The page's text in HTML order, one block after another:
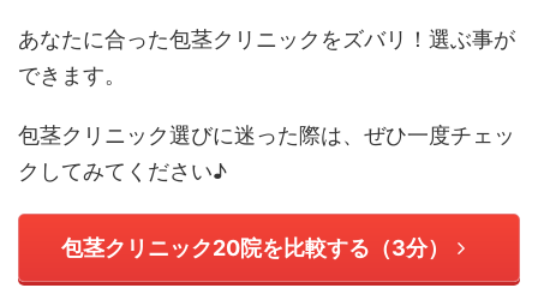
あなたに合った包茎クリニックをズバリ！選ぶ事が
できます。
包茎クリニック選びに迷った際は、ぜひ一度チェッ
クしてみてください♪
包茎クリニック20院を比較する（3分）